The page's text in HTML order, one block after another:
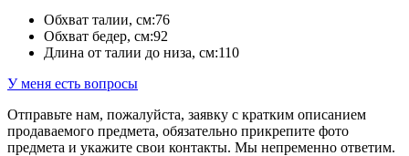
Длина от талии до низа, см:110
Обхват бедер, см:92
Обхват талии, см:76
У меня есть вопросы
Отправьте нам, пожалуйста, заявку с кратким описанием
продаваемого предмета, обязательно прикрепите фото
предмета и укажите свои контакты. Мы непременно ответим.